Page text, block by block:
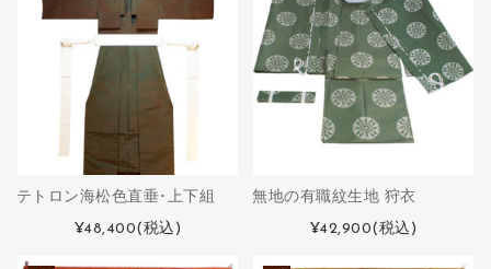
テトロン海松色直垂･上下組
¥48,400(税込)
無地の有職紋生地 狩衣
¥42,900(税込)